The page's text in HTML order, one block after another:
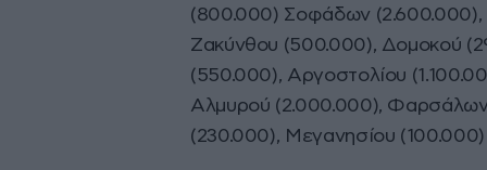
(800.000) Σοφάδων (2.600.000),
Ζακύνθου (500.000), Δομοκού
(550.000), Αργοστολίου
Αλμυρού (2.000.000), Φαρσάλων
(230.000), Μεγανησίου